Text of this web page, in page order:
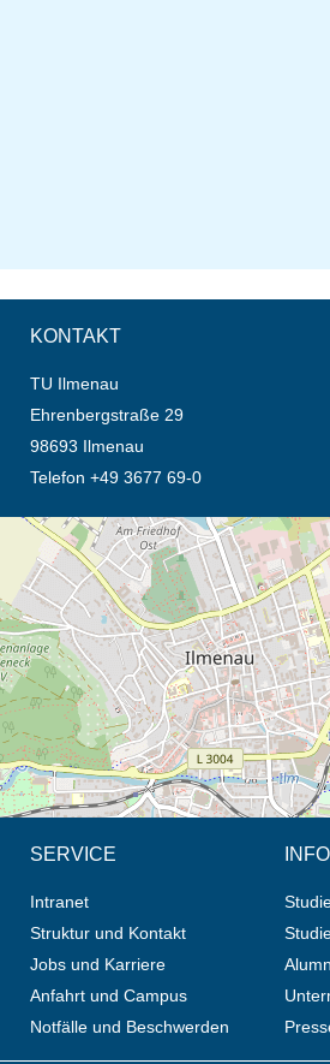
KONTAKT
TU Ilmenau
Ehrenbergstraße 29
98693 Ilmenau
Telefon +49 3677 69-0
Öffnet die Anfahrtsbeschreibung in neuem
SERVICE
Intranet
Struktur und Kontakt
Jobs und Karriere
Anfahrt und Campus
Notfälle und Beschwerden